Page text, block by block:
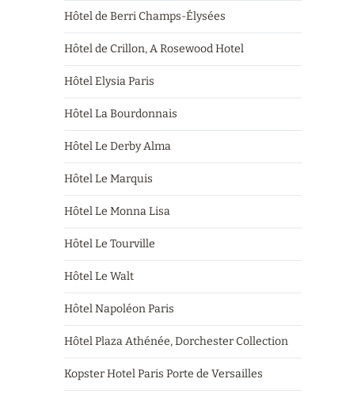
Hôtel de Berri Champs-Élysées
Hôtel de Crillon, A Rosewood Hotel
Hôtel Elysia Paris
Hôtel La Bourdonnais
Hôtel Le Derby Alma
Hôtel Le Marquis
Hôtel Le Monna Lisa
Hôtel Le Tourville
Hôtel Le Walt
Hôtel Napoléon Paris
Hôtel Plaza Athénée, Dorchester Collection
Kopster Hotel Paris Porte de Versailles